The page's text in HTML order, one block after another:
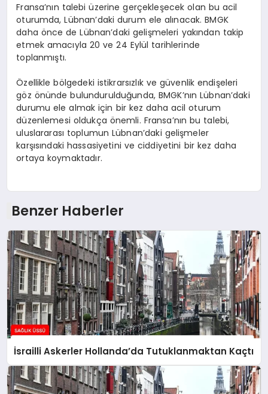
Fransa’nın talebi üzerine gerçekleşecek olan bu acil
oturumda, Lübnan’daki durum ele alınacak. BMGK
daha önce de Lübnan’daki gelişmeleri yakından takip
etmek amacıyla 20 ve 24 Eylül tarihlerinde
toplanmıştı.
Özellikle bölgedeki istikrarsızlık ve güvenlik endişeleri
göz önünde bulundurulduğunda, BMGK’nın Lübnan’daki
durumu ele almak için bir kez daha acil oturum
düzenlemesi oldukça önemli. Fransa’nın bu talebi,
uluslararası toplumun Lübnan’daki gelişmeler
karşısındaki hassasiyetini ve ciddiyetini bir kez daha
ortaya koymaktadır.
Benzer Haberler
İsrailli Askerler Hollanda’da Tutuklanmaktan Kaçtı